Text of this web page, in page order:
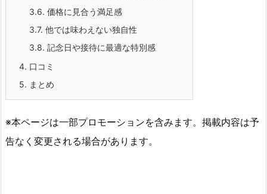
3.6. 価格に見合う満足感
3.7. 他では味わえない独自性
3.8. 記念日や接待に最適な特別感
4. 口コミ
5. まとめ
※本ページは一部プロモーションを含みます。掲載内容は予
告なく変更される場合があります。